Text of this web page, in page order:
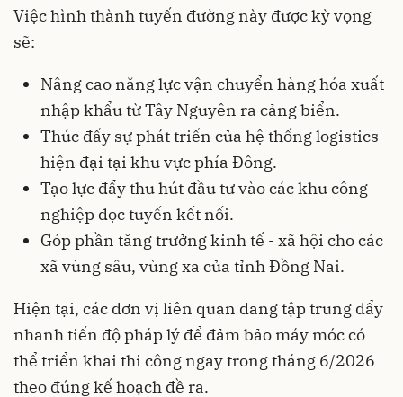
Việc hình thành tuyến đường này được kỳ vọng
sẽ:
Nâng cao năng lực vận chuyển hàng hóa xuất
nhập khẩu từ Tây Nguyên ra cảng biển.
Thúc đẩy sự phát triển của hệ thống logistics
hiện đại tại khu vực phía Đông.
Tạo lực đẩy thu hút đầu tư vào các khu công
nghiệp dọc tuyến kết nối.
Góp phần tăng trưởng kinh tế - xã hội cho các
xã vùng sâu, vùng xa của tỉnh Đồng Nai.
Hiện tại, các đơn vị liên quan đang tập trung đẩy
nhanh tiến độ pháp lý để đảm bảo máy móc có
thể triển khai thi công ngay trong tháng 6/2026
theo đúng kế hoạch đề ra.